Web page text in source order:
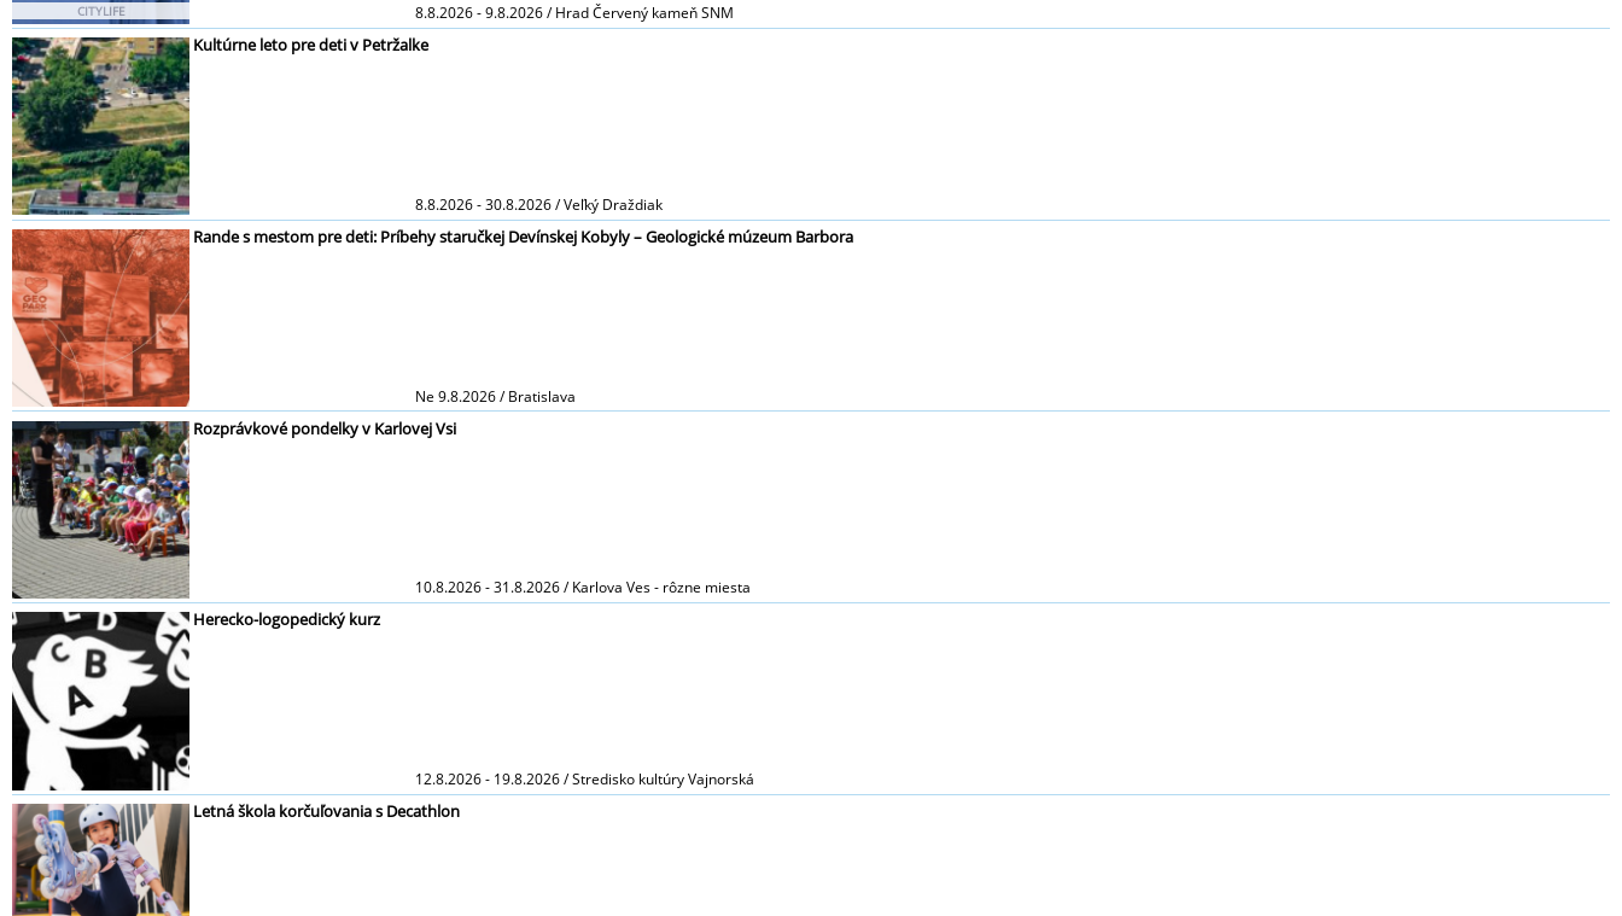
CITYLIFE 8.8.2026 - 9.8.2026 / Hrad Červený kameň SNM
Kultúrne leto pre deti v Petržalke
8.8.2026 - 30.8.2026 / Veľký Draždiak
Rande s mestom pre deti: Príbehy staručkej Devínskej Kobyly – Geologické múzeum Barbora
Ne 9.8.2026 / Bratislava
Rozprávkové pondelky v Karlovej Vsi
10.8.2026 - 31.8.2026 / Karlova Ves - rôzne miesta
Herecko-logopedický kurz
12.8.2026 - 19.8.2026 / Stredisko kultúry Vajnorská
Letná škola korčuľovania s Decathlon